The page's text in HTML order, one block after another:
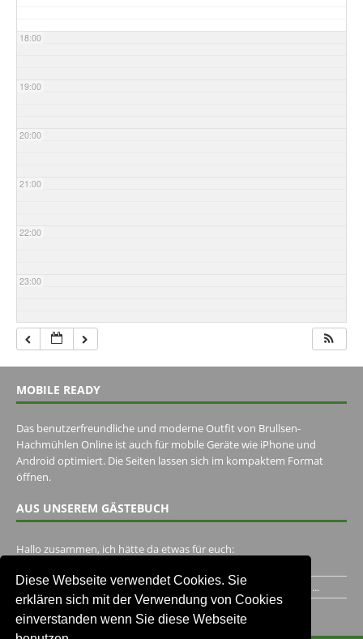
Diese Webseite verwendet Cookies. Sie
erklären sich mit der Verwendung von Cookies
einverstanden wenn Sie diese Webseite
18:00
19:00
20:00
21:00
22:00
23:00
MOBILE READY
Das benutzerfreundliche und moderne Outfit von Brullsen-
Hachmühlen Online ist auch für mobile Geräte wie iPhone und
Android optimiert. Die Seiten lassen sich im kompaktem Format
öffnen.
AUS UNSEREM GÄSTEBUCH
Hallo zusammen, ich hätte da etwas für euch:
Ich habe ein Jahr im Gasthaus Hugo Pape verbracht..Habe ihn...
Unser Gästebuch besuchen